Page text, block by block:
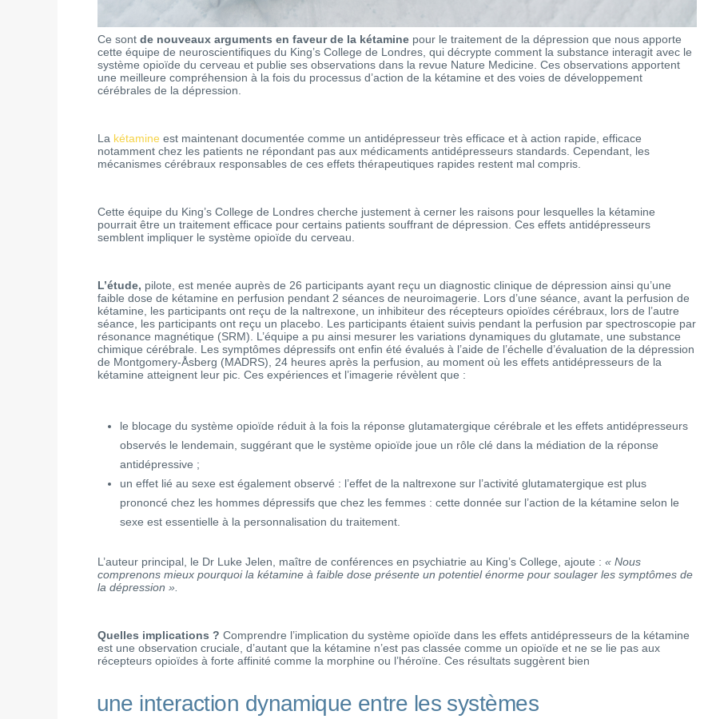
Ce sont de nouveaux arguments en faveur de la kétamine pour le traitement de la dépression que nous apporte
cette équipe de neuroscientifiques du King’s College de Londres, qui décrypte comment la substance interagit avec le
système opioïde du cerveau et publie ses observations dans la revue Nature Medicine. Ces observations apportent
une meilleure compréhension à la fois du processus d’action de la kétamine et des voies de développement
cérébrales de la dépression.
La kétamine est maintenant documentée comme un antidépresseur très efficace et à action rapide, efficace
notamment chez les patients ne répondant pas aux médicaments antidépresseurs standards. Cependant, les
mécanismes cérébraux responsables de ces effets thérapeutiques rapides restent mal compris.
Cette équipe du King’s College de Londres cherche justement à cerner les raisons pour lesquelles la kétamine
pourrait être un traitement efficace pour certains patients souffrant de dépression. Ces effets antidépresseurs
semblent impliquer le système opioïde du cerveau.
L’étude, pilote, est menée auprès de 26 participants ayant reçu un diagnostic clinique de dépression ainsi qu’une
faible dose de kétamine en perfusion pendant 2 séances de neuroimagerie. Lors d’une séance, avant la perfusion de
kétamine, les participants ont reçu de la naltrexone, un inhibiteur des récepteurs opioïdes cérébraux, lors de l’autre
séance, les participants ont reçu un placebo. Les participants étaient suivis pendant la perfusion par spectroscopie par
résonance magnétique (SRM). L’équipe a pu ainsi mesurer les variations dynamiques du glutamate, une substance
chimique cérébrale. Les symptômes dépressifs ont enfin été évalués à l’aide de l’échelle d’évaluation de la dépression
de Montgomery-Åsberg (MADRS), 24 heures après la perfusion, au moment où les effets antidépresseurs de la
kétamine atteignent leur pic. Ces expériences et l’imagerie révèlent que :
le blocage du système opioïde réduit à la fois la réponse glutamatergique cérébrale et les effets antidépresseurs
observés le lendemain, suggérant que le système opioïde joue un rôle clé dans la médiation de la réponse
antidépressive ;
un effet lié au sexe est également observé : l’effet de la naltrexone sur l’activité glutamatergique est plus
prononcé chez les hommes dépressifs que chez les femmes : cette donnée sur l’action de la kétamine selon le
sexe est essentielle à la personnalisation du traitement.
L’auteur principal, le Dr Luke Jelen, maître de conférences en psychiatrie au King’s College, ajoute : « Nous
comprenons mieux pourquoi la kétamine à faible dose présente un potentiel énorme pour soulager les symptômes de
la dépression ».
Quelles implications ? Comprendre l’implication du système opioïde dans les effets antidépresseurs de la kétamine
est une observation cruciale, d’autant que la kétamine n’est pas classée comme un opioïde et ne se lie pas aux
récepteurs opioïdes à forte affinité comme la morphine ou l’héroïne. Ces résultats suggèrent bien
une interaction dynamique entre les systèmes